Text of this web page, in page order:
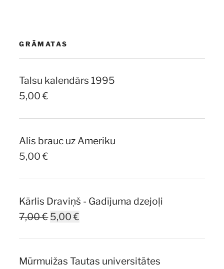
GRĀMATAS
Talsu kalendārs 1995
5,00€
Alis brauc uz Ameriku
5,00€
Kārlis Draviņš - Gadījuma dzejoļi
7,00€Original
7,00 €.
5,00€
5,00 €.
Mūrmuižas Tautas universitātes